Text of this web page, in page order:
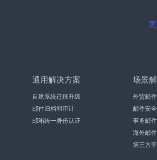
通用解决方案
自建系统迁移升级
邮件归档和审计
邮箱统一身份认证
场景
外贸邮
邮件安
事务邮
海外邮
第三方